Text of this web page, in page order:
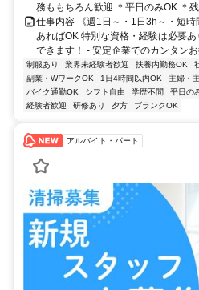
務ももちろん歓迎 ＊平日のみOK ＊
仕事内容 《週1日～・1日3h～・短
あればOK 特別な資格・経験は必要
できます！ - 安定企業でのカンタン
制服あり 業界未経験者歓迎 扶養内勤務OK
副業・WワークOK
1日4時間以内OK 主婦・
バイク通勤OK
シフト自由 学歴不問 平日の
経験者歓迎
研修あり 夕方 ブランクOK
アルバイト・パート